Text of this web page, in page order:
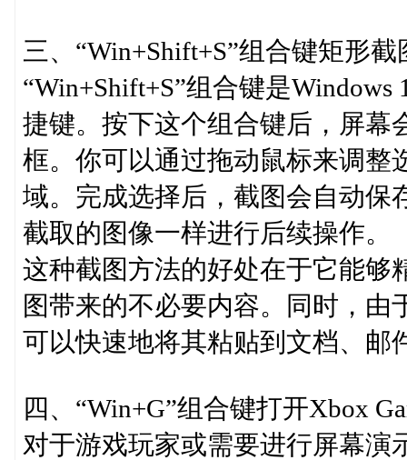
三、“Win+Shift+S”组合键矩形截
“Win+Shift+S”组合键是
捷键。按下这个组合键后，屏幕
框。你可以通过拖动鼠标来调整
域。完成选择后，截图会自动保
截取的图像一样进行后续操作。
这种截图方法的好处在于它能够
图带来的不必要内容。同时，
可以快速地将其粘贴到文档、邮
四、“Win+G”组合键打开Xbox
对于游戏玩家或需要进行屏幕演